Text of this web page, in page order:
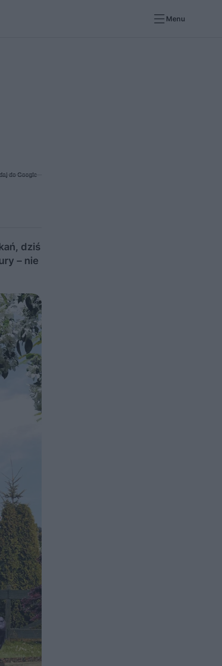
Menu
do Google
dziś
– nie